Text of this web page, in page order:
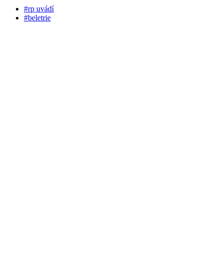
#rp uvádí
#beletrie